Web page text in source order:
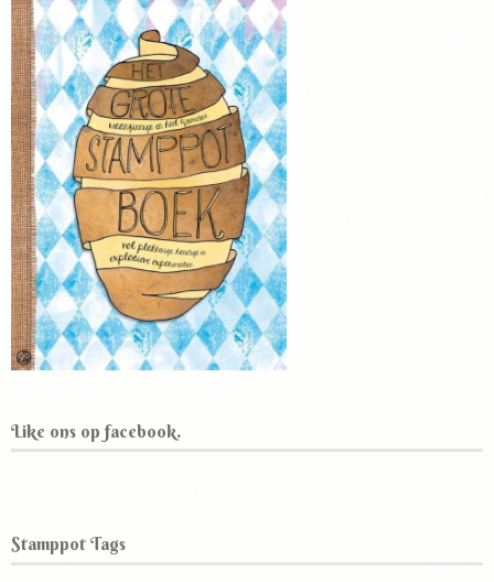
Like ons op facebook.
Stamppot Tags